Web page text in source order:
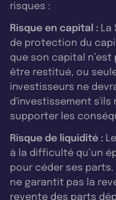
risques :
Risque en capital : La
de protection du
que son capital
être restitué, ou
investisseurs ne
d'investissement s'ils
supporter les
Risque de liquidité :
à la difficulté qu’un
pour céder ses parts.
ne garantit pas la
revente des parts